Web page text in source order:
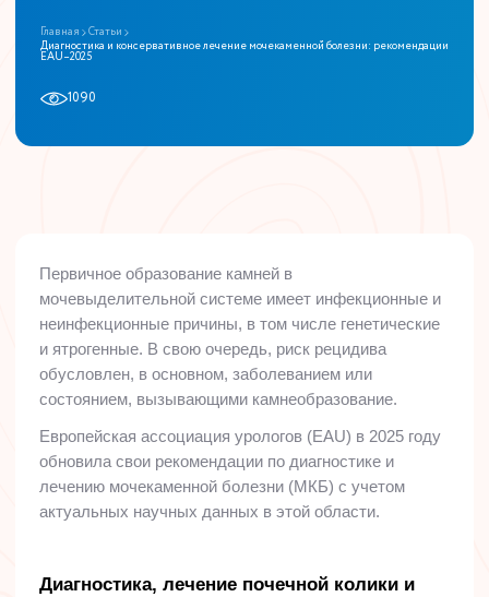
Главная Статьи
Диагностика и консервативное лечение мочекаменной болезни: рекомендации
EAU–2025
1090
Первичное образование камней в
мочевыделительной системе имеет инфекционные и
неинфекционные причины, в том числе генетические
и ятрогенные. В свою очередь, риск рецидива
обусловлен, в основном, заболеванием или
состоянием, вызывающими камнеобразование.
Европейская ассоциация урологов (EAU) в 2025 году
обновила свои рекомендации по диагностике и
лечению мочекаменной болезни (МКБ) с учетом
актуальных научных данных в этой области.
Диагностика, лечение почечной колики и